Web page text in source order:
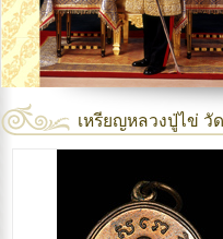
เหรียญหลวงปู่ไข่ วั